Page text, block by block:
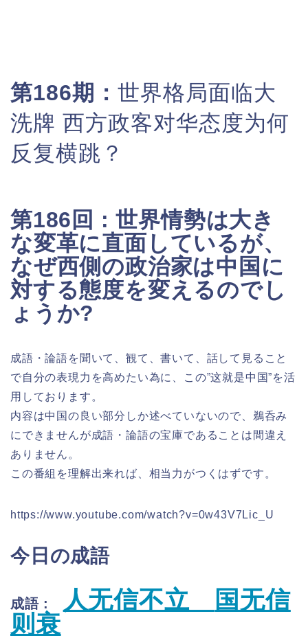
第186期： 世界格局面临大
洗牌 西方政客对华态度为何
反复横跳？
第186回 :世界情勢は大き
な変革に直面しているが、
なぜ西側の政治家は中国に
対する態度を変えるのでし
ょうか?
成語・論語を聞いて、観て、書いて、話して見ること
で自分の表現力を高めたい為に、この”这就是中国”を活
用しております。
内容は中国の良い部分しか述べていないので、鵜呑み
にできませんが成語・論語の宝庫であることは間違え
ありません。
この番組を理解出来れば、相当力がつくはずです。
https://www.youtube.com/watch?v=0w43V7Lic_U
今日の成語
成語 : 人无信不立
国无信
则衰